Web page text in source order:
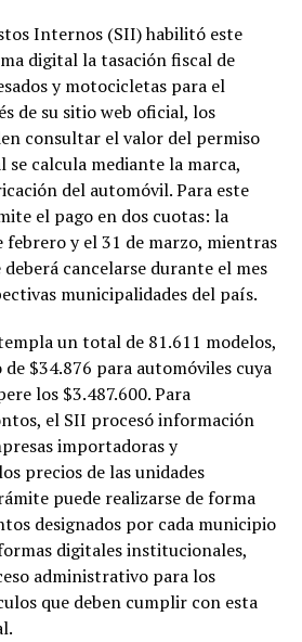
Internos (SII) habilitó este
digital la tasación fiscal de
y motocicletas para el
de su sitio web oficial, los
consultar el valor del permiso
se calcula mediante la marca,
del automóvil. Para este
el pago en dos cuotas: la
y el 31 de marzo, mientras
cancelarse durante el mes
municipalidades del país.
un total de 81.611 modelos,
$34.876 para automóviles cuya
los $3.487.600. Para
el SII procesó información
importadoras y
precios de las unidades
puede realizarse de forma
designados por cada municipio
digitales institucionales,
administrativo para los
que deben cumplir con esta